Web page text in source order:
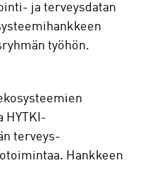
ja terveysdatan
työhön.
HYTKI-
terveys-
Hankkeen